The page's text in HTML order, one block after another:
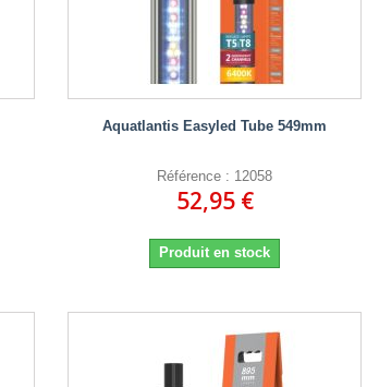
Aquatlantis Easyled Tube 549mm
Référence : 12058
52,95 €
Produit en stock